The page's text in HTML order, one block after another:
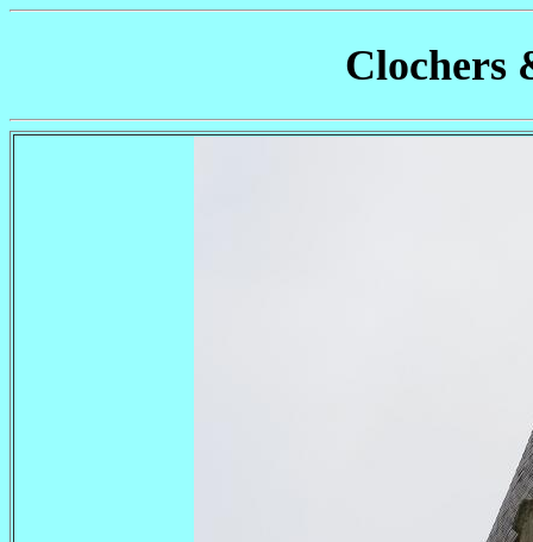
Clochers